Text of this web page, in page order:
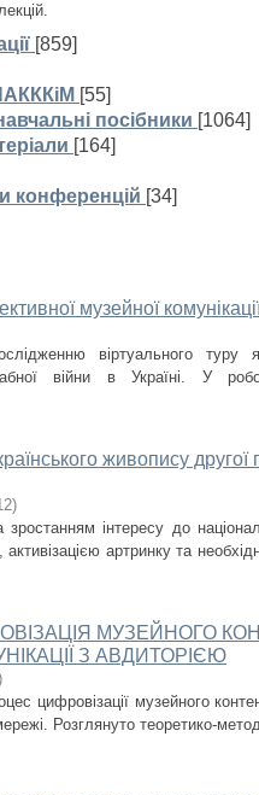
[859]
[55]
посібники [1064]
[164]
конференцій [34]
музейної
віртуального туру
війни в Україні. У
живопису другої
)
зростанням інтересу до
артринку та
МУЗЕЙНОГО
З АВДИТОРІЄЮ
цифровізації музейного
Розглянуто теоретико-